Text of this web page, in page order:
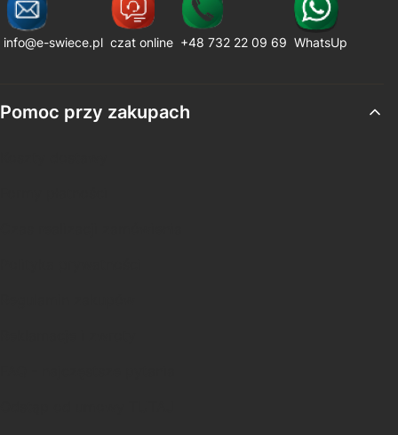
info@e-swiece.pl czat online +48 732 22 09 69 WhatsUp
Linki w stopce
Pomoc przy zakupach